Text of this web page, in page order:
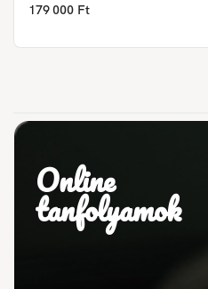
179 000 Ft
Online
tanfolyamok